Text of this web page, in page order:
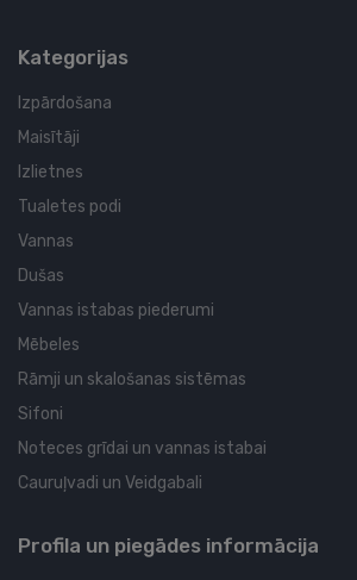
Kategorijas
Izpārdošana
Maisītāji
Izlietnes
Tualetes podi
Vannas
Dušas
Vannas istabas piederumi
Mēbeles
Rāmji un skalošanas sistēmas
Sifoni
Noteces grīdai un vannas istabai
Cauruļvadi un Veidgabali
Profila un piegādes informācija